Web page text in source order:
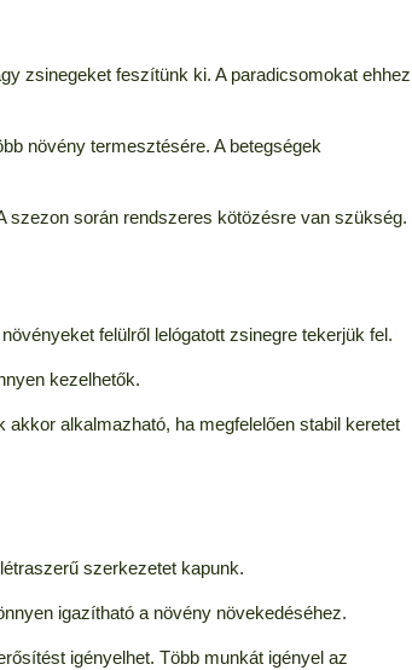
zsinegeket feszítünk ki. A paradicsomokat ehhez
növény termesztésére. A betegségek
szezon során rendszeres kötözésre van szükség.
felülről lelógatott zsinegre tekerjük fel.
kezelhetők.
alkalmazható, ha megfelelően stabil keretet
szerkezetet kapunk.
igazítható a növény növekedéséhez.
igényelhet. Több munkát igényel az